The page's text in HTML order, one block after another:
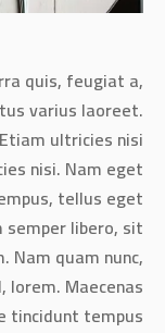
quis, feugiat a,
varius laoreet.
ultricies nisi
nisi. Nam eget
tellus eget
semper libero, sit
Nam quam nunc,
Maecenas
tincidunt tempus